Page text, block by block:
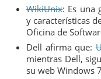
WikiUnix: Es una
y características
Oficina de
Dell afirma que:
mientras Dell,
su web Windows